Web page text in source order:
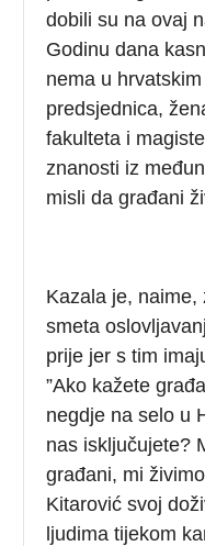
dobili su na ovaj
Godinu dana
nema u
predsjednica,
fakulteta i
znanosti iz
misli da građani
Kazala je,
smeta
prije jer s tim
”Ako kažete
negdje na selo u
nas isključujete?
građani, mi
Kitarović svoj
ljudima tijekom